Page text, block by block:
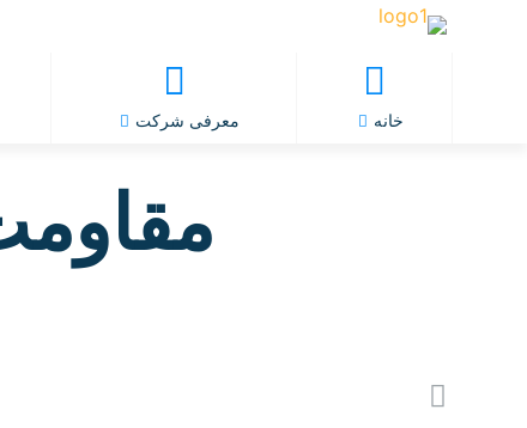
خانه معرفی شرکت
مقاومت تندر 90